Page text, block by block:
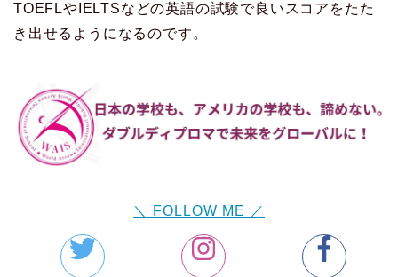
TOEFLやIELTSなどの英語の試験で良いスコアをたた
き出せるようになるのです。
＼ FOLLOW ME ／